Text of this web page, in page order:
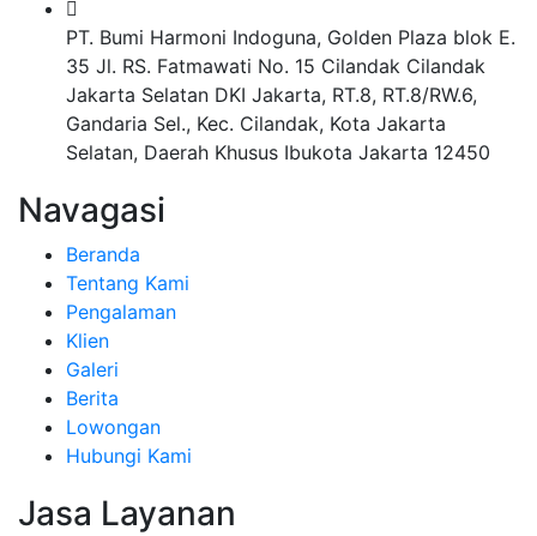
PT. Bumi Harmoni Indoguna, Golden Plaza blok E.
35 Jl. RS. Fatmawati No. 15 Cilandak Cilandak
Jakarta Selatan DKI Jakarta, RT.8, RT.8/RW.6,
Gandaria Sel., Kec. Cilandak, Kota Jakarta
Selatan, Daerah Khusus Ibukota Jakarta 12450
Navagasi
Beranda
Tentang Kami
Pengalaman
Klien
Galeri
Berita
Lowongan
Hubungi Kami
Jasa Layanan